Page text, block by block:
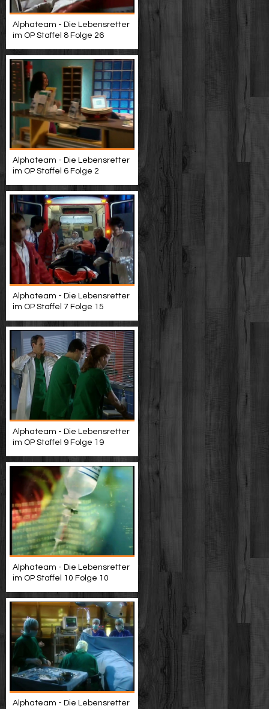
Alphateam - Die Lebensretter
im OP Staffel 8 Folge 26
Alphateam - Die Lebensretter
im OP Staffel 6 Folge 2
Alphateam - Die Lebensretter
im OP Staffel 7 Folge 15
Alphateam - Die Lebensretter
im OP Staffel 9 Folge 19
Alphateam - Die Lebensretter
im OP Staffel 10 Folge 10
Alphateam - Die Lebensretter